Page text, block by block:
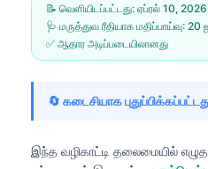
📝 வெளியிடப்பட்டது: ஏப்ரல் 10, 2026
🩺 மருத்துவ ரீதியாக மதிப்பாய்வு: 20
✅ ஆதார அடிப்படையிலானது
🔄 கடைசியாக
இந்த வழிகாட்டி தலைமையில்